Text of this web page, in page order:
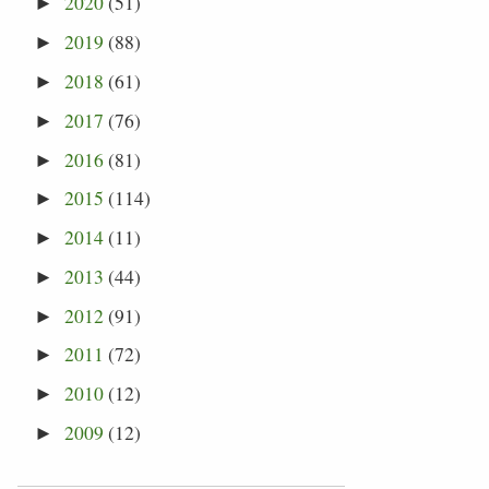
► 2019 (88)
► 2018 (61)
► 2017 (76)
► 2016(81)
► 2015 (114)
► 2014(11)
► 2013 (44)
► 2012(91)
► 2011 (72)
► 2010(12)
► 2009 (12)